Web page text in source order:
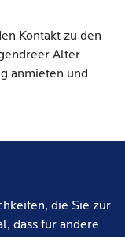
Kontakt zu den
Alter
anmieten und
die Sie zur
dass für andere